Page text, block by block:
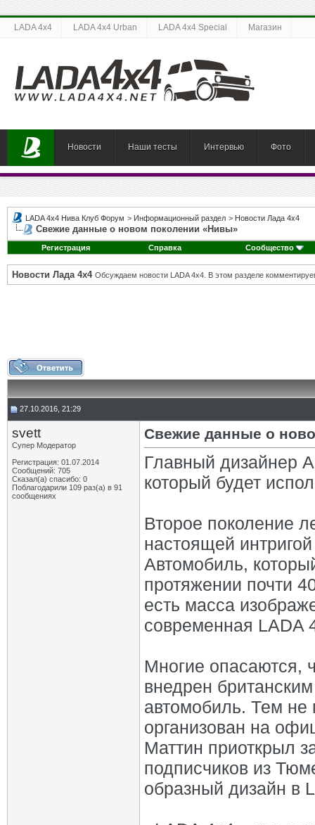
LADA 4x4 LADA 4x4 Urban LADA 4x4 Special Магазин
Новости Наши тесты Интервью Фото
LADA 4x4 Нива Клуб Форум > Информационный раздел > Новости Лада 4х4
Свежие данные о новом поколении «Нивы»
Регистрация Справка Сообщество
Новости Лада 4х4 Обсуждаем новости LADA 4x4. В этом разделе
27.10.2016, 21:29
svett
Супер Модератор
Регистрация: 01.07.2014
Сообщений: 705
Сказал(а) спасибо: 0
Поблагодарили 109 раз(а) в 91
сообщениях
Свежие данные о
Главный дизайнер
который будет
Второе поколение
настоящей
Автомобиль,
протяжении почти
есть масса
современная LADA
Многие опасаются,
внедрен
автомобиль. Тем
организован на
Маттин приоткрыл
подписчиков из
образный дизайн в